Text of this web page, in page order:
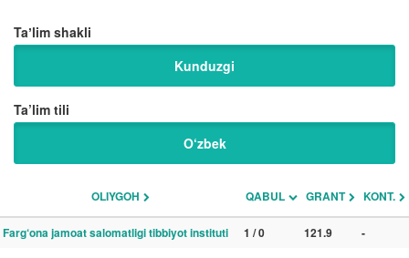
Taʼlim shakli
Kunduzgi
Ta’lim tili
O‘zbek
OLIYGOH QABUL GRANT KONT.
Farg‘ona jamoat salomatligi tibbiyot instituti 1 / 0 121.9 -